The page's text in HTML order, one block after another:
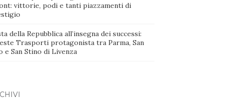
vittorie, podi e tanti piazzamenti di
della Repubblica all’insegna dei successi:
Trasporti protagonista tra Parma, San
e San Stino di Livenza